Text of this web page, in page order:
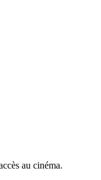
au cinéma.